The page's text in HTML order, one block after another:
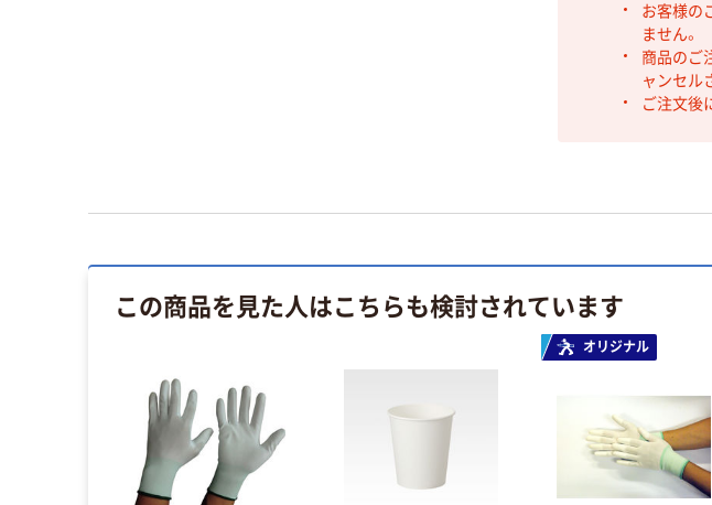
お客様の
ません。
商品のご
ャンセル
ご注文後
この商品を見た人はこちらも検討されています
オリジナル